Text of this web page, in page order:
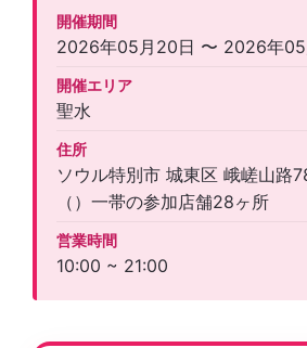
開催期間
2026年05月20日 〜 2026年05
開催エリア
聖水
住所
ソウル特別市 城東区 峨嵯山路
（）一帯の参加店舗28ヶ所
営業時間
10:00 ~ 21:00